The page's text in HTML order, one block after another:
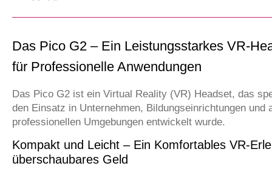
Das Pico G2 – Ein Leistungsstarkes VR-
für Professionelle Anwendungen
Das Pico G2 ist ein Virtual Reality (VR) Headset, das
den Einsatz in Unternehmen, Bildungseinrichtungen und
professionellen Umgebungen entwickelt wurde.
Kompakt und Leicht – Ein Komfortables VR-
überschaubares Geld